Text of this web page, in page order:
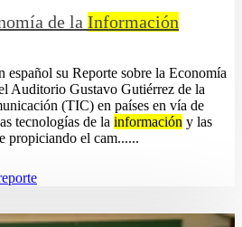
de la Información
español su Reporte sobre la Economía
Auditorio Gustavo Gutiérrez de la
(TIC) en países en vía de
tecnologías de la información y las
propiciando el cam......